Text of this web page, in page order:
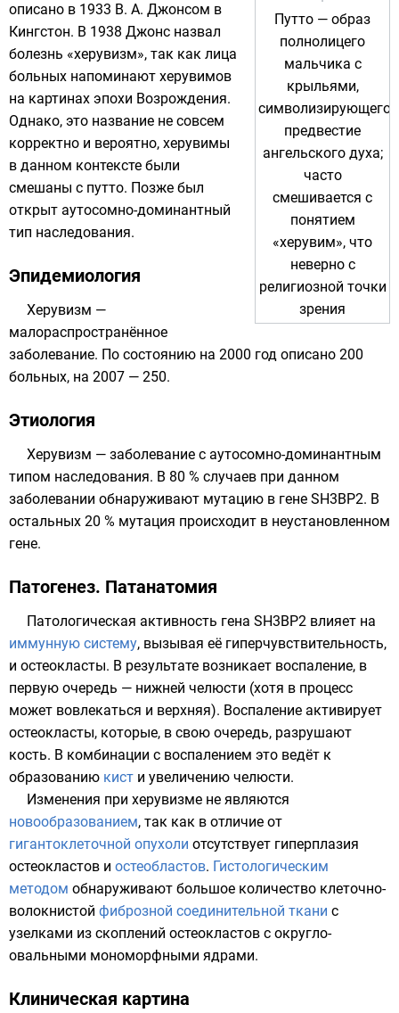
Путто — образ
полнолицего
мальчика с
крыльями,
символизирующего
предвестие
ангельского духа;
часто
смешивается с
понятием
«херувим», что
неверно с
религиозной точки
зрения
описано в 1933 В. А. Джонсом в
Кингстон. В 1938 Джонс назвал
болезнь «херувизм», так как лица
больных напоминают херувимов
на картинах эпохи Возрождения.
Однако, это название не совсем
корректно и вероятно, херувимы
в данном контексте были
смешаны с путто. Позже был
открыт аутосомно-доминантный
тип наследования.
Эпидемиология
Херувизм —
малораспространённое
заболевание. По состоянию на 2000 год описано 200
больных, на 2007 — 250.
Этиология
Херувизм — заболевание с аутосомно-доминантным
типом наследования. В 80 % случаев при данном
заболевании обнаруживают мутацию в гене SH3BP2. В
остальных 20 % мутация происходит в неустановленном
гене.
Патогенез. Патанатомия
Патологическая активность гена SH3BP2 влияет на
иммунную систему, вызывая её гиперчувствительность,
и остеокласты. В результате возникает воспаление, в
первую очередь — нижней челюсти (хотя в процесс
может вовлекаться и верхняя). Воспаление активирует
остеокласты, которые, в свою очередь, разрушают
кость. В комбинации с воспалением это ведёт к
образованию кист и увеличению челюсти.
Изменения при херувизме не являются
новообразованием, так как в отличие от
гигантоклеточной опухоли отсутствует гиперплазия
остеокластов и остеобластов. Гистологическим
методом обнаруживают большое количество клеточно-
волокнистой фиброзной соединительной ткани с
узелками из скоплений остеокластов с округло-
овальными мономорфными ядрами.
Клиническая картина